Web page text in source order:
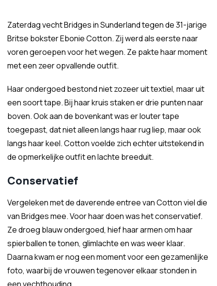
Zaterdag vecht Bridges in Sunderland tegen de 31-jarige
Britse bokster Ebonie Cotton. Zij werd als eerste naar
voren geroepen voor het wegen. Ze pakte haar moment
met een zeer opvallende outfit.
Haar ondergoed bestond niet zozeer uit textiel, maar uit
een soort tape. Bij haar kruis staken er drie punten naar
boven. Ook aan de bovenkant was er louter tape
toegepast, dat niet alleen langs haar rug liep, maar ook
langs haar keel. Cotton voelde zich echter uitstekend in
de opmerkelijke outfit en lachte breeduit.
Conservatief
Vergeleken met de daverende entree van Cotton viel die
van Bridges mee. Voor haar doen was het conservatief.
Ze droeg blauw ondergoed, hief haar armen om haar
spierballen te tonen, glimlachte en was weer klaar.
Daarna kwam er nog een moment voor een gezamenlijke
foto, waarbij de vrouwen tegenover elkaar stonden in